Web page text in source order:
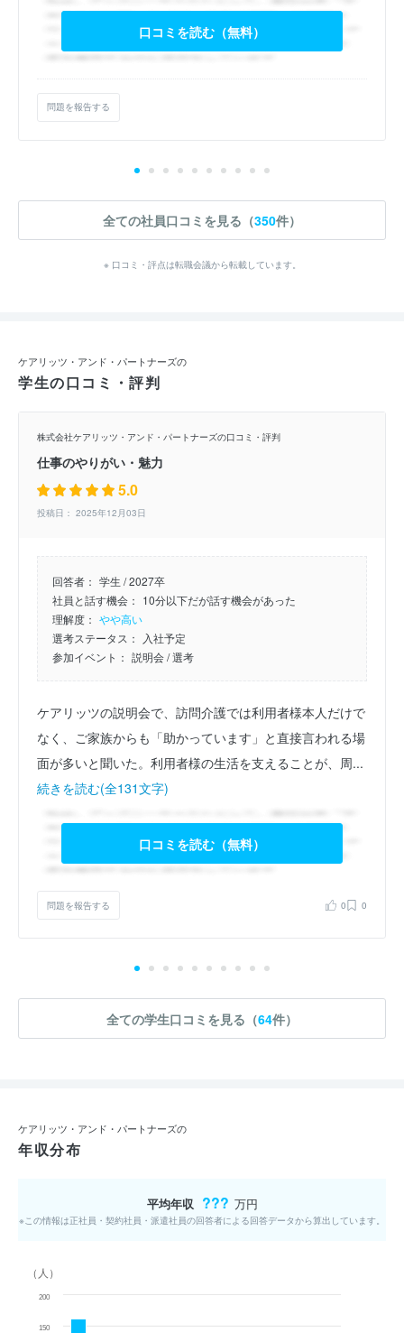
口コミを読む（無料）
問題を報告する
全ての社員口コミを見る（350件）
※ 口コミ・評点は転職会議から転載しています。
ケアリッツ・アンド・パートナーズの
学生の口コミ・評判
株式会社ケアリッツ・アンド・パートナーズの口コミ・評判
仕事のやりがい・魅力
5.0
投稿日： 2025年12月03日
回答者： 学生 / 2027卒
社員と話す機会： 10分以下だが話す機会があった
理解度： やや高い
選考ステータス：
入社予定
参加イベント： 説明会/ 選考
ケアリッツの説明会で、訪問介護では利用者様本人だけで
なく、ご家族からも「助かっています」と直接言われる場
面が多いと聞いた。利用者様の生活を支えることが、周...
続きを読む(全131文字)
口コミを読む（無料）
問題を報告する 0 0
全ての学生口コミを見る（64件）
ケアリッツ・アンド・パートナーズの
年収分布
平均年収 ??? 万円
※この情報は正社員・契約社員・派遣社員の回答者による回答データから算出しています。
（人）
150
200